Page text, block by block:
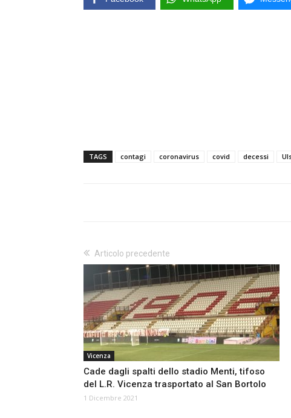
TAGS contagi coronavirus covid decessi
Articolo precedente
Vicenza
Cade dagli spalti dello stadio Menti, tifoso
del L.R. Vicenza trasportato al San Bortolo
1 Dicembre 2021